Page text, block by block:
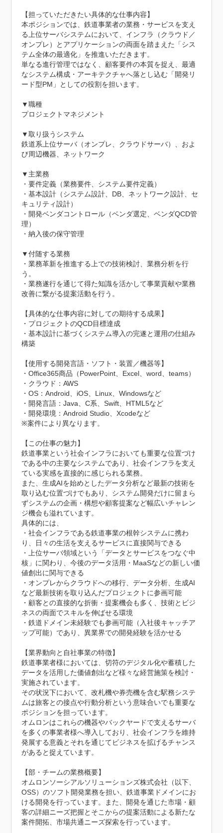
【担っていただきたい具体的な仕事内容】
本ポジションでは、鉄道事業者の業務・サービスを支え
る上位サーバシステムにおいて、インフラ（クラウド／
オンプレ）とアプリケーションの両面を踏まえた「シス
テム全体の最適化」を推進いただきます。
単なる進行管理ではなく、顧客要件の本質を捉え、最適
なシステム構成・アーキテクチャへ落とし込む「開発リ
ード型PM」としての役割を担います。
▼職種
プロジェクトマネジメント
▼取り扱うシステム
鉄道系上位サーバ（オンプレ、クラウドサーバ）、およ
び周辺機器、ネットワーク
▼主業務
・要件定義（業務要件、システム要件定義）
・基本設計（システム設計、DB、ネットワーク設計、セ
キュリティ設計）
・開発ベンダコントロール（ベンダ選定、ベンダQCD管
理）
・納入後の保守管理
▼付随する業務
・業務革新を推進する上での技術検討、業務分析を行
う。
・業務遂行を通じて得た知識を活かして事業貢献や業務
改善に繋がる提案活動を行う。
【具体的な仕事内容に対しての期待する成果】
・プロジェクトのQCD目標達成
・基本設計に基づくシステム導入の完遂と運用の仕組み
構築
【使用する開発言語・ソフト・装置／機器等】
・Office365商品（PowerPoint、Excel、word、teams）
・クラウド：AWS
・OS：Android、iOS、Linux、Windowsなど
・開発言語：Java、C系、Swift、HTML5など
・開発環境：Android Studio、Xcodeなど
※案件により異なります。
【この仕事の魅力】
鉄道事業という社会インフラにおいても重要な位置づけ
である中の主要なシステムであり、社会インフラを支え
ている実感を直接的に感じられる業務。
また、生成AIを始めとしたデータ分析など最新の技術を
取り込む位置づけでもあり、システム開発だけに留まら
ずシステムの企画・構想や顧客提案など幅広いチャレン
ジ機会も溢れています。
具体的には、
・社会インフラである鉄道事業の根幹システムに携わ
り、日々の生活を支えるサービスに直接関与できる
・上位サーバ領域という「データとサービスをつなぐ中
核」に関わり、今後のデータ活用・MaaSなどの新しい価
値創出に関与できる
・オンプレからクラウドへの移行、データ分析、生成AI
など最新技術を取り込んだプロジェクトに参画可能
・顧客との直接的な折衝・提案機会も多く、技術とビジ
ネスの両面でスキルを伸ばせる環境
・鉄道ドメイン未経験でも参画可能（入社後キャッチア
ップ可能）であり、異業界での開発経験を活かせる
【業界動向と自社事業の特徴】
鉄道事業者様においては、切符のデジタル化や蓄積した
データを活用した価値創出など様々な経営施策を検討・
実施されています。
その状況下において、改札機や券売機を含む駅務システ
ムは旅客との接点や行動分析という意味合いでも重要な
ポジションを担っています。
オムロンはこれらの機器やバックヤードで支えるサーバ
を多くの事業者様へ導入しており、社会インフラを維持
発展する意義とそれを通じてビジネスを拡げるチャンス
があると捉えています。
【部・チームの業務概要】
オムロンソーシアルソリューションズ株式会社（以下、
OSS）のソフト開発業務を担い、鉄道事業ドメインにお
ける開発を行っています。また、開発を通じた市場・顧
客の詳細ニーズ把握とそこからの提案活動による新たな
案件開拓、市場共通ニーズ探索を行っています。